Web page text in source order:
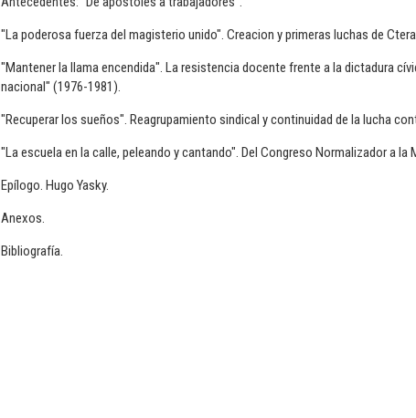
"La poderosa fuerza del magisterio unido". Creacion y primeras luchas de
"Mantener la llama encendida". La resistencia docente frente a la dictadura
nacional" (1976-1981).
"Recuperar los sueños". Reagrupamiento sindical y continuidad de la lucha
"La escuela en la calle, peleando y cantando". Del Congreso Normalizador a la
Epílogo. Hugo Yasky.
Anexos.
Bibliografía.